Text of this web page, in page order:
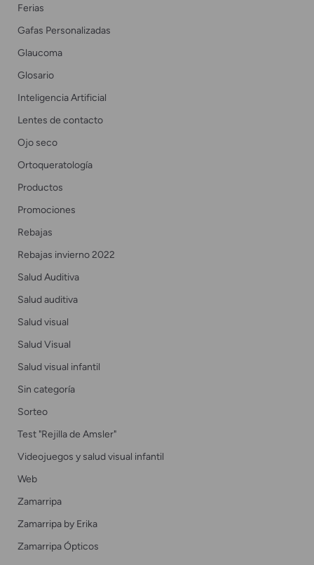
Ferias
Gafas Personalizadas
Glaucoma
Glosario
Inteligencia Artificial
Lentes de contacto
Ojo seco
Ortoqueratología
Productos
Promociones
Rebajas
Rebajas invierno 2022
Salud Auditiva
Salud auditiva
Salud visual
Salud Visual
Salud visual infantil
Sin categoría
Sorteo
Test "Rejilla de Amsler"
Videojuegos y salud visual infantil
Web
Zamarripa
Zamarripa by Erika
Zamarripa Ópticos